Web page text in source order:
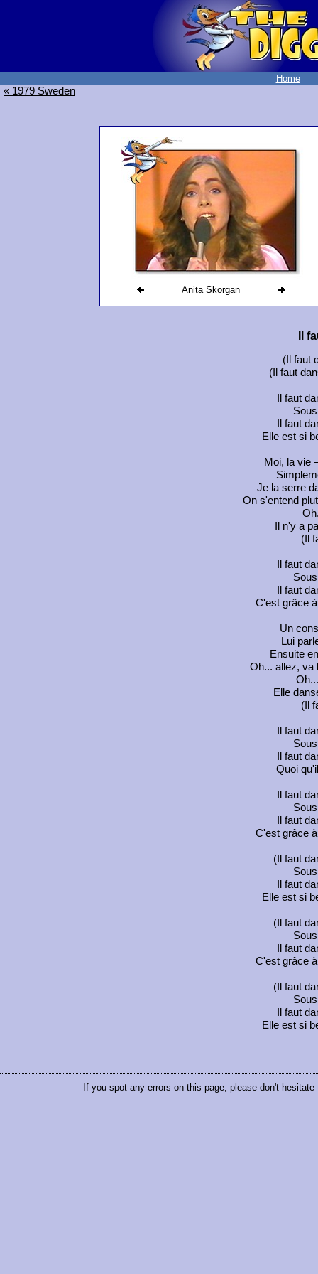
Home
« 1979 Sweden
Anita Skorgan
Il
(Il faut
(Il faut
Il faut
Il faut
Elle est si
Moi, la vie
Je la serre
On s'entend
Il n'y a
(Il
Il faut
Il faut
C'est grâce
Un
Lui
Ensuite
Oh... allez, va
Elle
(Il
Il faut
Il faut
Quoi
Il faut
Il faut
C'est grâce
(Il faut
Il faut
Elle est si
(Il faut
Il faut
C'est grâce
(Il faut
Il faut
Elle est si
If you spot any errors on this page, please don't